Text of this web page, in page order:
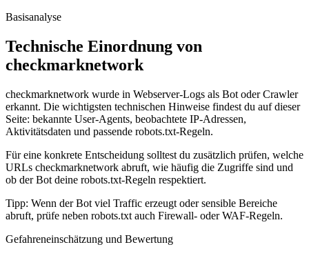
Basisanalyse
Technische Einordnung von
checkmarknetwork
checkmarknetwork wurde in Webserver-Logs als Bot oder Crawler
erkannt. Die wichtigsten technischen Hinweise findest du auf dieser
Seite: bekannte User-Agents, beobachtete IP-Adressen,
Aktivitätsdaten und passende robots.txt-Regeln.
Für eine konkrete Entscheidung solltest du zusätzlich prüfen, welche
URLs checkmarknetwork abruft, wie häufig die Zugriffe sind und
ob der Bot deine robots.txt-Regeln respektiert.
Tipp: Wenn der Bot viel Traffic erzeugt oder sensible Bereiche
abruft, prüfe neben robots.txt auch Firewall- oder WAF-Regeln.
Gefahreneinschätzung und Bewertung